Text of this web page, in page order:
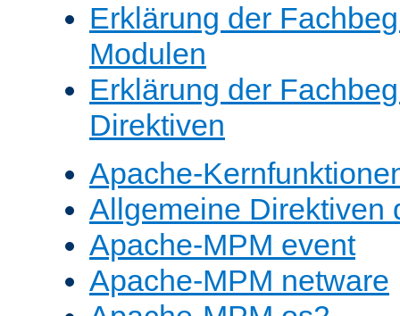
Erklärung der
Modulen
Erklärung der
Direktiven
Apache-
Allgemeine Direktiven
Apache-MPM event
Apache-MPM netware